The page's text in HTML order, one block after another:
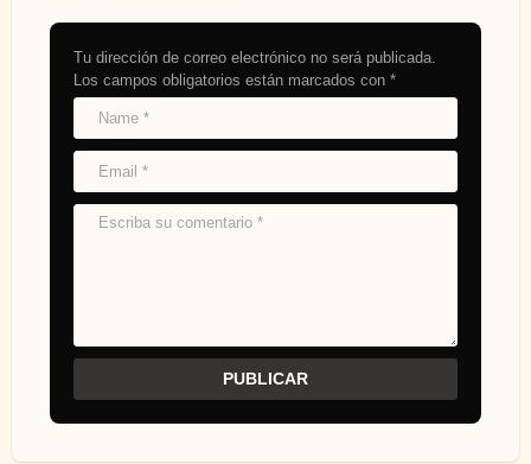
Tu dirección de correo electrónico no será publicada.
Los campos obligatorios están marcados con *